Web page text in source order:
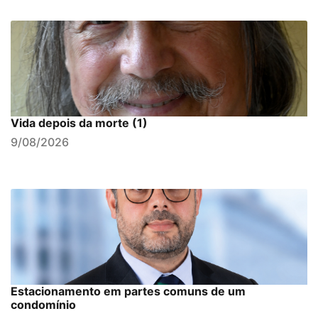
Vida depois da morte (1)
9/08/2026
Estacionamento em partes comuns de um
condomínio